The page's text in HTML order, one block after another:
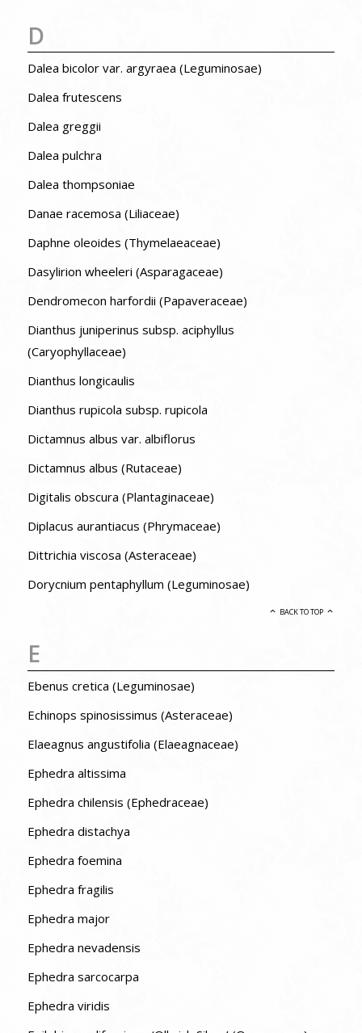
D
Dalea bicolor var. argyraea (Leguminosae)
Dalea frutescens
Dalea greggii
Dalea pulchra
Dalea thompsoniae
Danae racemosa (Liliaceae)
Daphne oleoides (Thymelaeaceae)
Dasylirion wheeleri (Asparagaceae)
Dendromecon harfordii (Papaveraceae)
Dianthus juniperinus subsp. aciphyllus
(Caryophyllaceae)
Dianthus longicaulis
Dianthus rupicola subsp. rupicola
Dictamnus albus var. albiflorus
Dictamnus albus (Rutaceae)
Digitalis obscura (Plantaginaceae)
Diplacus aurantiacus (Phrymaceae)
Dittrichia viscosa (Asteraceae)
Dorycnium pentaphyllum (Leguminosae)
BACK TO TOP
E
Ebenus cretica (Leguminosae)
Echinops spinosissimus (Asteraceae)
Elaeagnus angustifolia (Elaeagnaceae)
Ephedra altissima
Ephedra chilensis (Ephedraceae)
Ephedra distachya
Ephedra foemina
Ephedra fragilis
Ephedra major
Ephedra nevadensis
Ephedra sarcocarpa
Ephedra viridis